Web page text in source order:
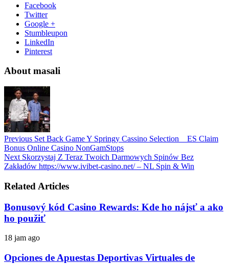
Facebook
Twitter
Google +
Stumbleupon
LinkedIn
Pinterest
About masali
Previous Set Back Game Y Springy Cassino Selection _ ES Claim
Bonus Online Casino NonGamStops
Next Skorzystaj Z Teraz Twoich Darmowych Spinów Bez
Zakładów https://www.ivibet-casino.net/ – NL Spin & Win
Related Articles
Bonusový kód Casino Rewards: Kde ho nájsť a ako
ho použiť
18 jam ago
Opciones de Apuestas Deportivas Virtuales de